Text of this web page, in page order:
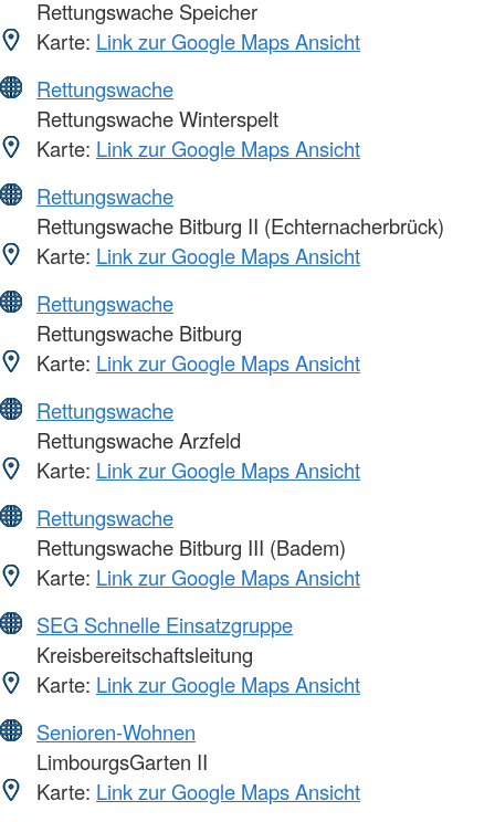
Rettungswache Speicher
Karte: Link zur Google Maps Ansicht
Rettungswache
Rettungswache Winterspelt
Karte: Link zur Google Maps Ansicht
Rettungswache
Rettungswache Bitburg II (Echternacherbrück)
Karte: Link zur Google Maps Ansicht
Rettungswache
Rettungswache Bitburg
Karte: Link zur Google Maps Ansicht
Rettungswache
Rettungswache Arzfeld
Karte: Link zur Google Maps Ansicht
Rettungswache
Rettungswache Bitburg III (Badem)
Karte: Link zur Google Maps Ansicht
SEG Schnelle Einsatzgruppe
Kreisbereitschaftsleitung
Karte: Link zur Google Maps Ansicht
Senioren-Wohnen
LimbourgsGarten II
Karte: Link zur Google Maps Ansicht